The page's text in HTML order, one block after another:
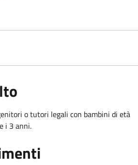
o tutori legali con bambini di età
i 3 anni.